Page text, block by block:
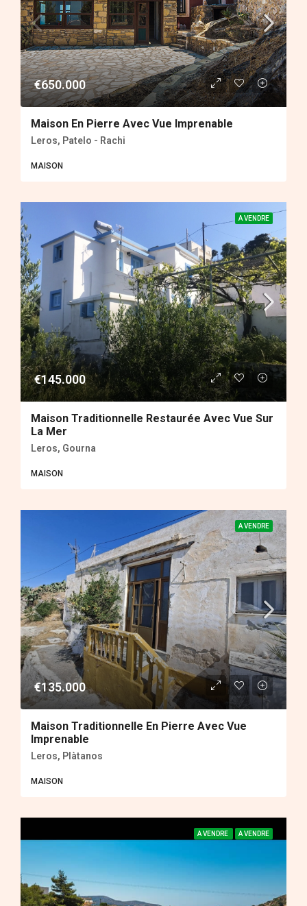
€650.000
Maison En Pierre Avec Vue Imprenable
Leros, Patelo - Rachi
MAISON
A VENDRE
€145.000
Maison Traditionnelle Restaurée Avec Vue Sur
La Mer
Leros, Gourna
MAISON
A VENDRE
€135.000
Maison Traditionnelle En Pierre Avec Vue
Imprenable
Leros, Plàtanos
MAISON
A VENDRE A VENDRE